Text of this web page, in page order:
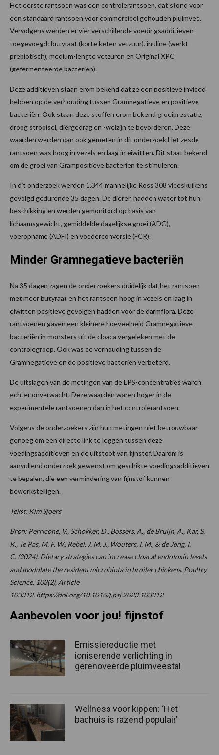
Het eerste rantsoen was een controlerantsoen, dat stond voor
een standaard rantsoen voor commercieel gehouden pluimvee.
Vervolgens werden er vier verschillende voedingsadditieven
toegevoegd: butyraat (korte keten vetzuur), inuline (werkt
prebiotisch), medium-lengte vetzuren en Original XPC
(gefermenteerde bacteriën).
Deze additieven staan erom bekend dat ze een positieve invloed
hebben op de verhouding tussen Gramnegatieve en positieve
bacteriën. Ook staan deze stoffen erom bekend groeiprestatie,
droog strooisel, diergedrag en -welzijn te bevorderen. Deze
waarden werden dan ook gemeten in dit onderzoek.Het zesde
rantsoen was hoog in vezels en laag in eiwitten. Dit staat bekend
om de groei van Grampositieve bacteriën te stimuleren.
In dit onderzoek werden 1.344 mannelijke Ross 308 vleeskuikens
gevolgd gedurende 35 dagen. De dieren hadden water tot hun
beschikking en werden gemonitord op basis van
lichaamsgewicht, gemiddelde dagelijkse groei (ADG),
voeropname (ADFI) en voederconversie (FCR).
Minder Gramnegatieve bacteriën
Na 35 dagen zagen de onderzoekers duidelijk dat het rantsoen
met meer butyraat en het rantsoen hoog in vezels en laag in
eiwitten positieve gevolgen hadden voor de darmflora. Deze
rantsoenen gaven een kleinere hoeveelheid Gramnegatieve
bacteriën in monsters uit de cloaca vergeleken met de
controlegroep. Ook was de verhouding tussen de
Gramnegatieve en de positieve bacteriën verbeterd.
De uitslagen van de metingen van de LPS-concentraties waren
echter onverwacht. Deze waarden waren hoger in de
experimentele rantsoenen dan in het controlerantsoen.
Volgens de onderzoekers zijn hun metingen niet betrouwbaar
genoeg om een directe link te leggen tussen deze
voedingsadditieven en de uitstoot van fijnstof. Daarom is
aanvullend onderzoek gewenst om geschikte voedingsadditieven
te bepalen, die een vermindering van fijnstof kunnen
bewerkstelligen.
Tekst: Kim Sjoers
Bron: Perricone, V., Schokker, D., Bossers, A., de Bruijn, A., Kar, S.
K., Te Pas, M. F. W., Rebel, J. M. J., Wouters, I. M., & de Jong, I.
C. (2024). Dietary strategies can increase cloacal endotoxin levels
and modulate the resident microbiota in broiler chickens. Poultry
Science, 103(2), Article
103312. https://doi.org/10.1016/j.psj.2023.103312
Aanbevolen voor jou! fijnstof
Emissiereductie met
ioniserende verlichting in
gerenoveerde pluimveestal
Wellness voor kippen: ‘Het
badhuis is razend populair’